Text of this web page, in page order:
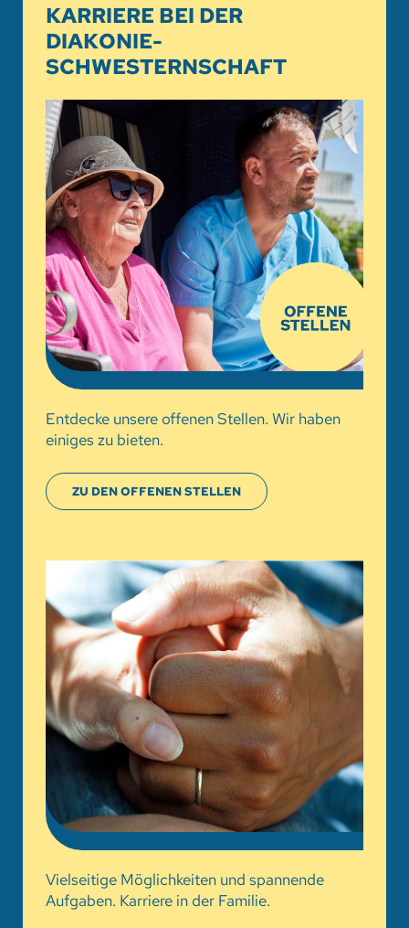
KARRIERE BEI DER
DIAKONIE-
SCHWESTERNSCHAFT
Entdecke unsere offenen Stellen. Wir haben
einiges zu bieten.
ZU DEN OFFENEN STELLEN
Vielseitige Möglichkeiten und spannende
Aufgaben. Karriere in der Familie.